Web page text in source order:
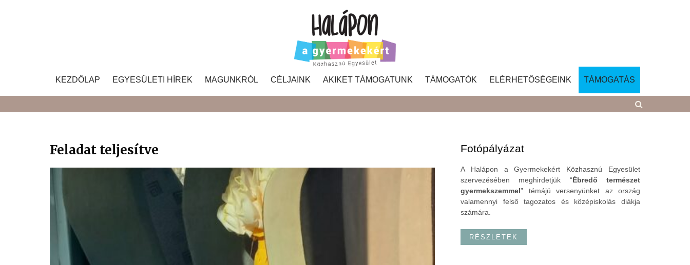
KEZDŐLAP EGYESÜLETI HÍREK MAGUNKRÓL CÉLJAINK AKIKET TÁMOGATUNK TÁMOGATÓK ELÉRHETŐSÉGEINK TÁMOGATÁS
Feladat teljesítve Fotópályázat
A Halápon a Gyermekekért Közhasznú Egyesület
szervezésében meghirdetjük “Ébredő természet
gyermekszemmel” témájú versenyünket az ország
valamennyi felső tagozatos és középiskolás diákja
számára.
RÉSZLETEK